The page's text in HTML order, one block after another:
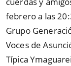
febrero a las
Grupo
Voces de
Típica